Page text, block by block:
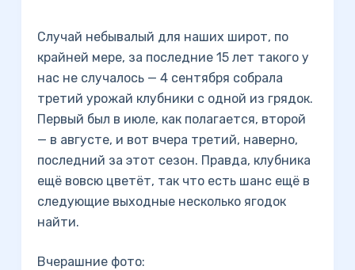
Случай небывалый для наших широт, по
крайней мере, за последние 15 лет такого у
нас не случалось — 4 сентября собрала
третий урожай клубники с одной из грядок.
Первый был в июле, как полагается, второй
— в августе, и вот вчера третий, наверно,
последний за этот сезон. Правда, клубника
ещё вовсю цветёт, так что есть шанс ещё в
следующие выходные несколько ягодок
найти.
Вчерашние фото: